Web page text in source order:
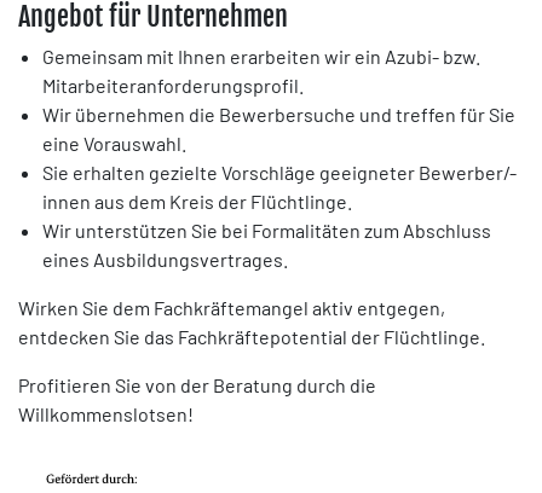
Angebot für Unternehmen
Gemeinsam mit Ihnen erarbeiten wir ein Azubi- bzw.
Mitarbeiteranforderungsprofil.
Wir übernehmen die Bewerbersuche und treffen für Sie
eine Vorauswahl.
Sie erhalten gezielte Vorschläge geeigneter Bewerber/-
innen aus dem Kreis der Flüchtlinge.
Wir unterstützen Sie bei Formalitäten zum Abschluss
eines Ausbildungsvertrages.
Wirken Sie dem Fachkräftemangel aktiv entgegen,
entdecken Sie das Fachkräftepotential der Flüchtlinge.
Profitieren Sie von der Beratung durch die
Willkommenslotsen!